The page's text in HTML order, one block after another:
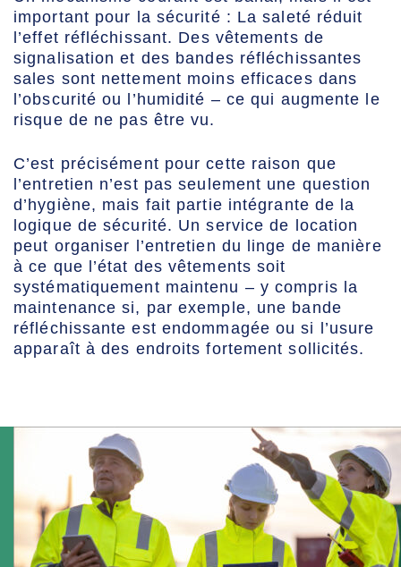
important pour la sécurité : La saleté réduit
l’effet réfléchissant. Des vêtements de
signalisation et des bandes réfléchissantes
sales sont nettement moins efficaces dans
l’obscurité ou l’humidité – ce qui augmente le
risque de ne pas être vu.
C’est précisément pour cette raison que
l’entretien n’est pas seulement une question
d’hygiène, mais fait partie intégrante de la
logique de sécurité. Un service de location
peut organiser l’entretien du linge de manière
à ce que l’état des vêtements soit
systématiquement maintenu – y compris la
maintenance si, par exemple, une bande
réfléchissante est endommagée ou si l’usure
apparaît à des endroits fortement sollicités.